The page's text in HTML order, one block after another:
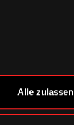
Alle zulassen